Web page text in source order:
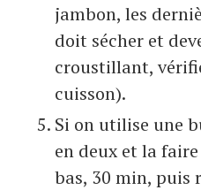
jambon, les
doit sécher et
croustillant,
cuisson).
Si on utilise une
en deux et la
bas, 30 min, puis